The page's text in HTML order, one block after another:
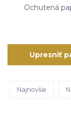
Ochutená
Upresniť
Najnovšie